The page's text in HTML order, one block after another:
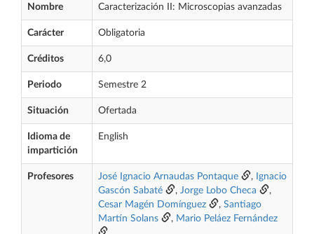
Nombre Caracterización II: Microscopias avanzadas
Carácter Obligatoria
Créditos 6,0
Periodo Semestre 2
Situación Ofertada
Idioma de
impartición
English
Profesores José Ignacio Arnaudas Pontaque , Ignacio
Gascón Sabaté
, Jorge Lobo Checa
,
Cesar Magén Domínguez
, Santiago
Martín Solans
, Mario Peláez Fernández